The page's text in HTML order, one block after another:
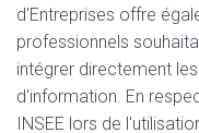
d'Entreprises offre
professionnels
intégrer directement
d'information. En
INSEE lors de